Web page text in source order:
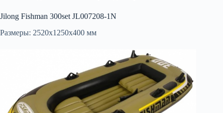
Jilong Fishman 300set JL007208-1N
Размеры: 2520х1250х400 мм